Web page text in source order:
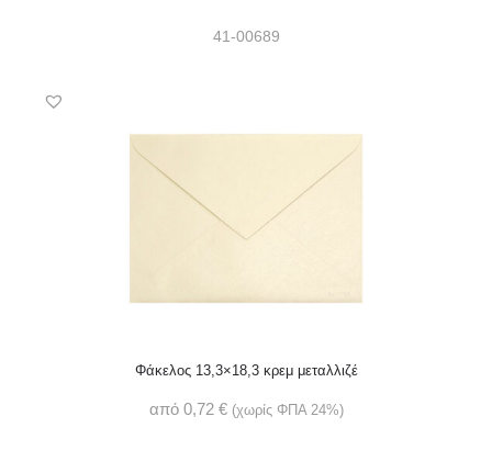
41-00689
Φάκελος 13,3×18,3 κρεμ μεταλλιζέ
από 0,72 € (χωρίς ΦΠΑ 24%)